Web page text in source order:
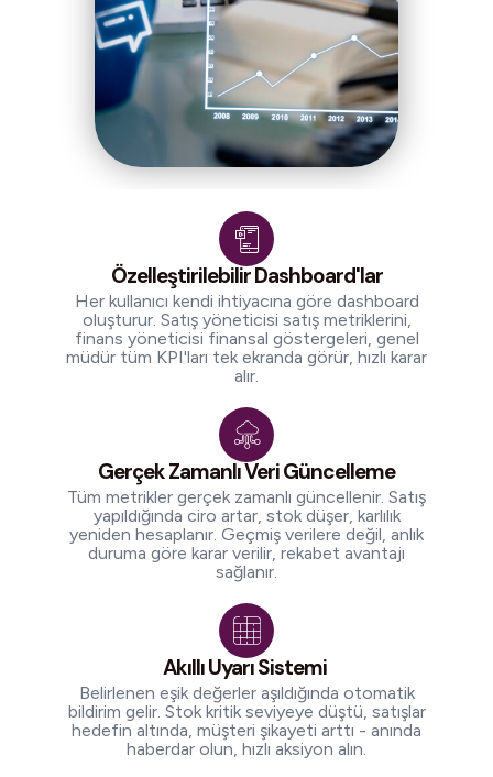
Özelleştirilebilir Dashboard'lar
Her kullanıcı kendi ihtiyacına göre dashboard
oluşturur. Satış yöneticisi satış metriklerini,
finans yöneticisi finansal göstergeleri, genel
müdür tüm KPI'ları tek ekranda görür, hızlı karar
alır.
Gerçek Zamanlı Veri Güncelleme
Tüm metrikler gerçek zamanlı güncellenir. Satış
yapıldığında ciro artar, stok düşer, karlılık
yeniden hesaplanır. Geçmiş verilere değil, anlık
duruma göre karar verilir, rekabet avantajı
sağlanır.
Akıllı Uyarı Sistemi
Belirlenen eşik değerler aşıldığında otomatik
bildirim gelir. Stok kritik seviyeye düştü, satışlar
hedefin altında, müşteri şikayeti arttı - anında
haberdar olun, hızlı aksiyon alın.